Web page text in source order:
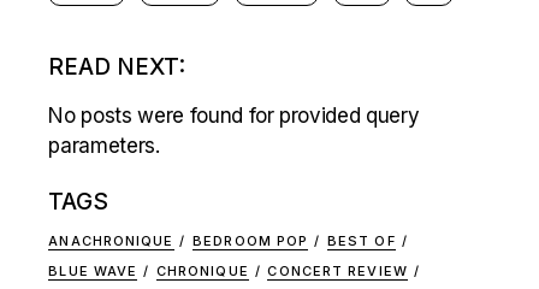
READ NEXT:
No posts were found for provided query
parameters.
TAGS
ANACHRONIQUE BEDROOM POP
BEST OF
BLUE WAVE
CHRONIQUE
CONCERT REVIEW